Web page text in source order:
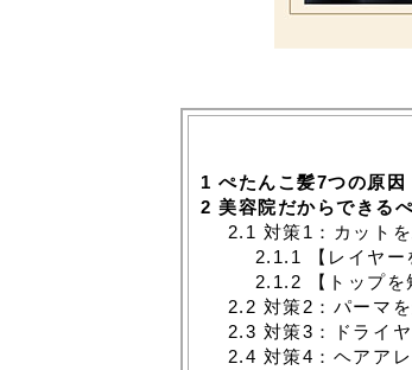
1 ぺたんこ髪7つの原因
2 美容院だからできる
2.1 対策1：カット
2.1.1
【レイヤー
2.1.2 【トップを
2.2 対策2：パーマ
2.3 対策3：ドライ
2.4 対策4：ヘアア